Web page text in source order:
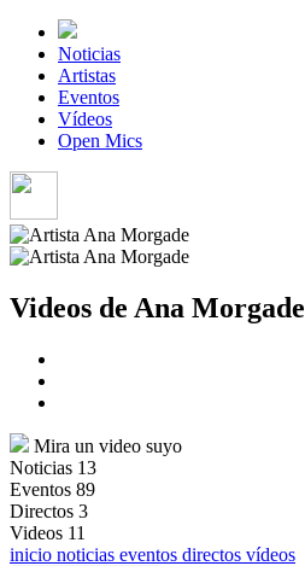
Noticias
Artistas
Eventos
Vídeos
Open Mics
Videos de Ana Morgade
Mira un video suyo
Noticias 13
Eventos 89
Directos 3
Videos 11
inicio noticias eventos directos vídeos